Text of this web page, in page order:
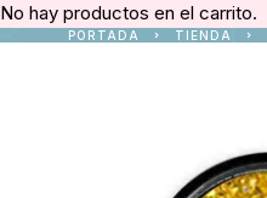
No hay productos en el carrito.
PORTADA TIENDA